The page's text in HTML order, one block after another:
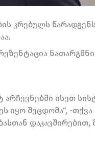
კრებულს
ისეთ
შეცდომა“, -თქვა